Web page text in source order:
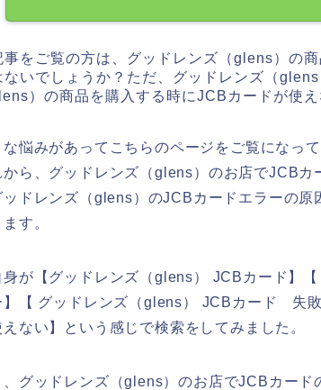
事をご覧の方は、グッドレンズ（glens）の
ないでしょうか？ただ、グッドレンズ（
）の商品を購入する時にJCBカードが使
な悩みがあってこちらのページをご覧になっ
から、グッドレンズ（glens）のお店でJCBカ
ッドレンズ（glens）のJCBカードエラーの原
す。
身が【グッドレンズ（glens） JCBカード】
【 グッドレンズ（glens） JCBカード 失
ない】という感じで検索をしてみました。
、グッドレンズ（glens）のお店でJCBカード